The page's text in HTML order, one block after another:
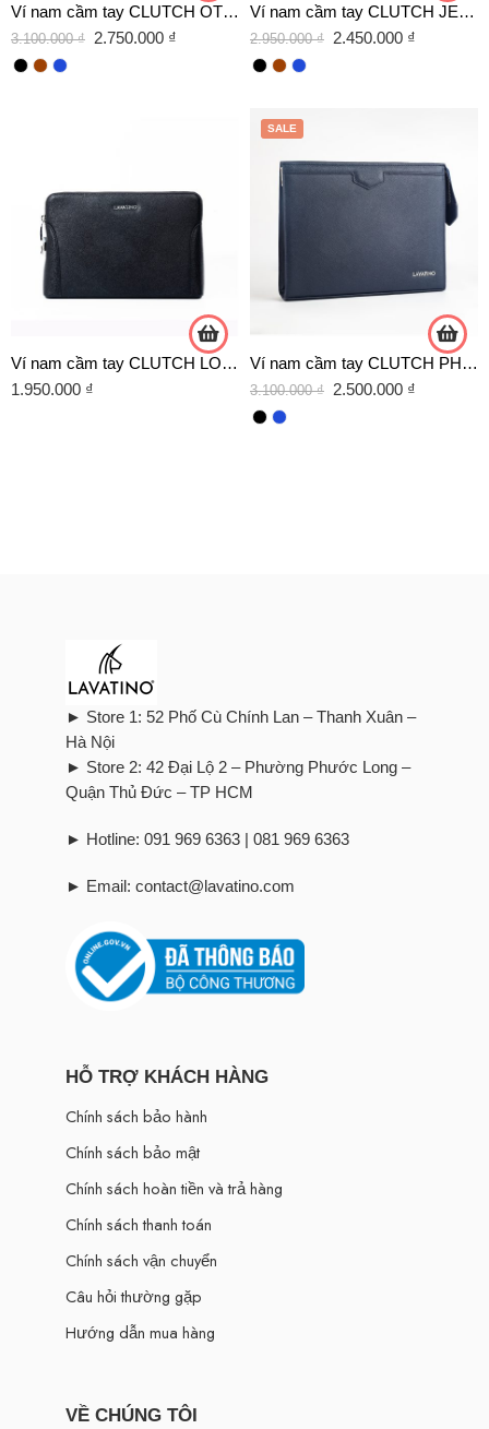
Ví nam cầm tay CLUTCH OTIS da bò chính hãng Lavatino [CLB19]
3.100.000₫ 2.750.000 ₫
Ví nam cầm tay CLUTCH JETHOR da bò chính hãng Lavatino [CLB18]
2.950.000₫ 2.450.000 ₫
Ví nam cầm tay CLUTCH LOUIS da bò chính hãng Lavatino [CLB32]
1.950.000 ₫
SALE
Ví nam cầm tay CLUTCH PHELIM da bò chính hãng Lavatino [CLB21]
3.100.000₫ 2.500.000 ₫
► Store 1: 52 Phố Cù Chính Lan – Thanh Xuân –
Hà Nội
► Store 2: 42 Đại Lộ 2 – Phường Phước Long –
Quận Thủ Đức – TP HCM
► Hotline: 091 969 6363 | 081 969 6363
► Email: contact@lavatino.com
HỖ TRỢ KHÁCH HÀNG
Chính sách bảo hành
Chính sách bảo mật
Chính sách hoàn tiền và trả hàng
Chính sách thanh toán
Chính sách vận chuyển
Câu hỏi thường gặp
Hướng dẫn mua hàng
VỀ CHÚNG TÔI